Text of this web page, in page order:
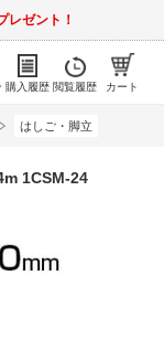
レゼント！
購入履歴 閲覧履歴 カート
はしご・脚立
1CSM-24